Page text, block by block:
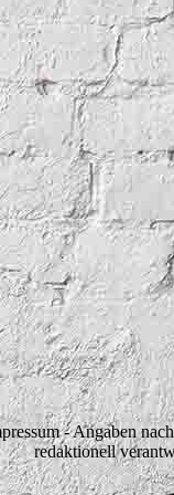
- Angaben
redaktionell